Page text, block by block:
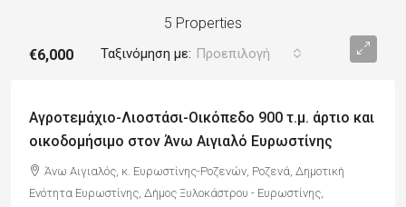
5 Properties
Ταξινόμηση με: Προεπιλογή
€6,000
Αγροτεμάχιο-Λιοστάσι-Οικόπεδο 900 τ.μ. άρτιο και
οικοδομήσιμο στον Άνω Αιγιαλό Ευρωστίνης
Άνω Αιγιαλός, κ. Ευρωστίνης-Ροζενών, Ροζενά, Δημοτική
Ενότητα Ευρωστίνης, Δήμος Ξυλοκάστρου - Ευρωστίνης,